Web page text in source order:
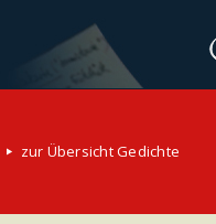
zur Übersicht Gedichte